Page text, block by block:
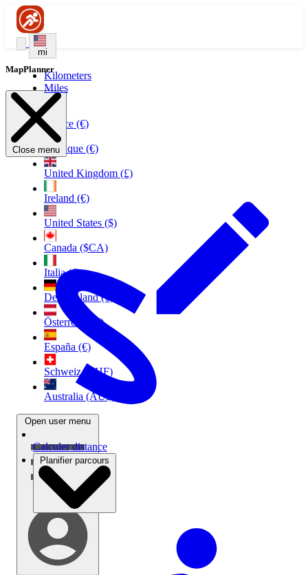
mi
Kilometers
Miles
France (€)
Belgique (€)
United Kingdom (£)
Ireland (€)
United States ($)
Canada ($CA)
Italia (€)
Deutschland (€)
Österreich (€)
España (€)
Schweiz (CHF)
Australia (AU$)
Open user menu
MapPlanner
Close menu
Calculer distance
Planifier parcours